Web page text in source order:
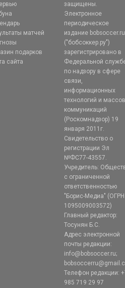
матчей
подарков
сайта
защищены.
Электронное
периодическое
издание bobsoccer.ru
("бобсоккер.ру")
зарегистрировано в
Федеральной
по надзору в сфере
связи,
информационных
технологий и
коммуникаций
(Роскомнадзор) 19
января 2011г.
Свидетельство о
регистрации Эл
№ФС77-43557.
Учредитель:
с ограниченной
ответственностью
"Борис-Медиа" (ОГРН
1095009003572)
Главный редактор:
Тосунян Б.С.
Адрес электронной
почты редакции:
info@bobsoccer.ru;
Телефон редакции:
985 719 29 97